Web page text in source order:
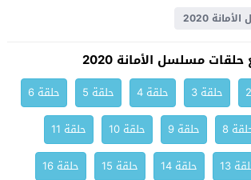
2020
مسلسل الأمانة 2020
حلقة 3 حلقة 4 حلقة 5
حلقة 6
8 حلقة 9 حلقة 10
حلقة 11
13 حلقة 14 حلقة 15
حلقة 16